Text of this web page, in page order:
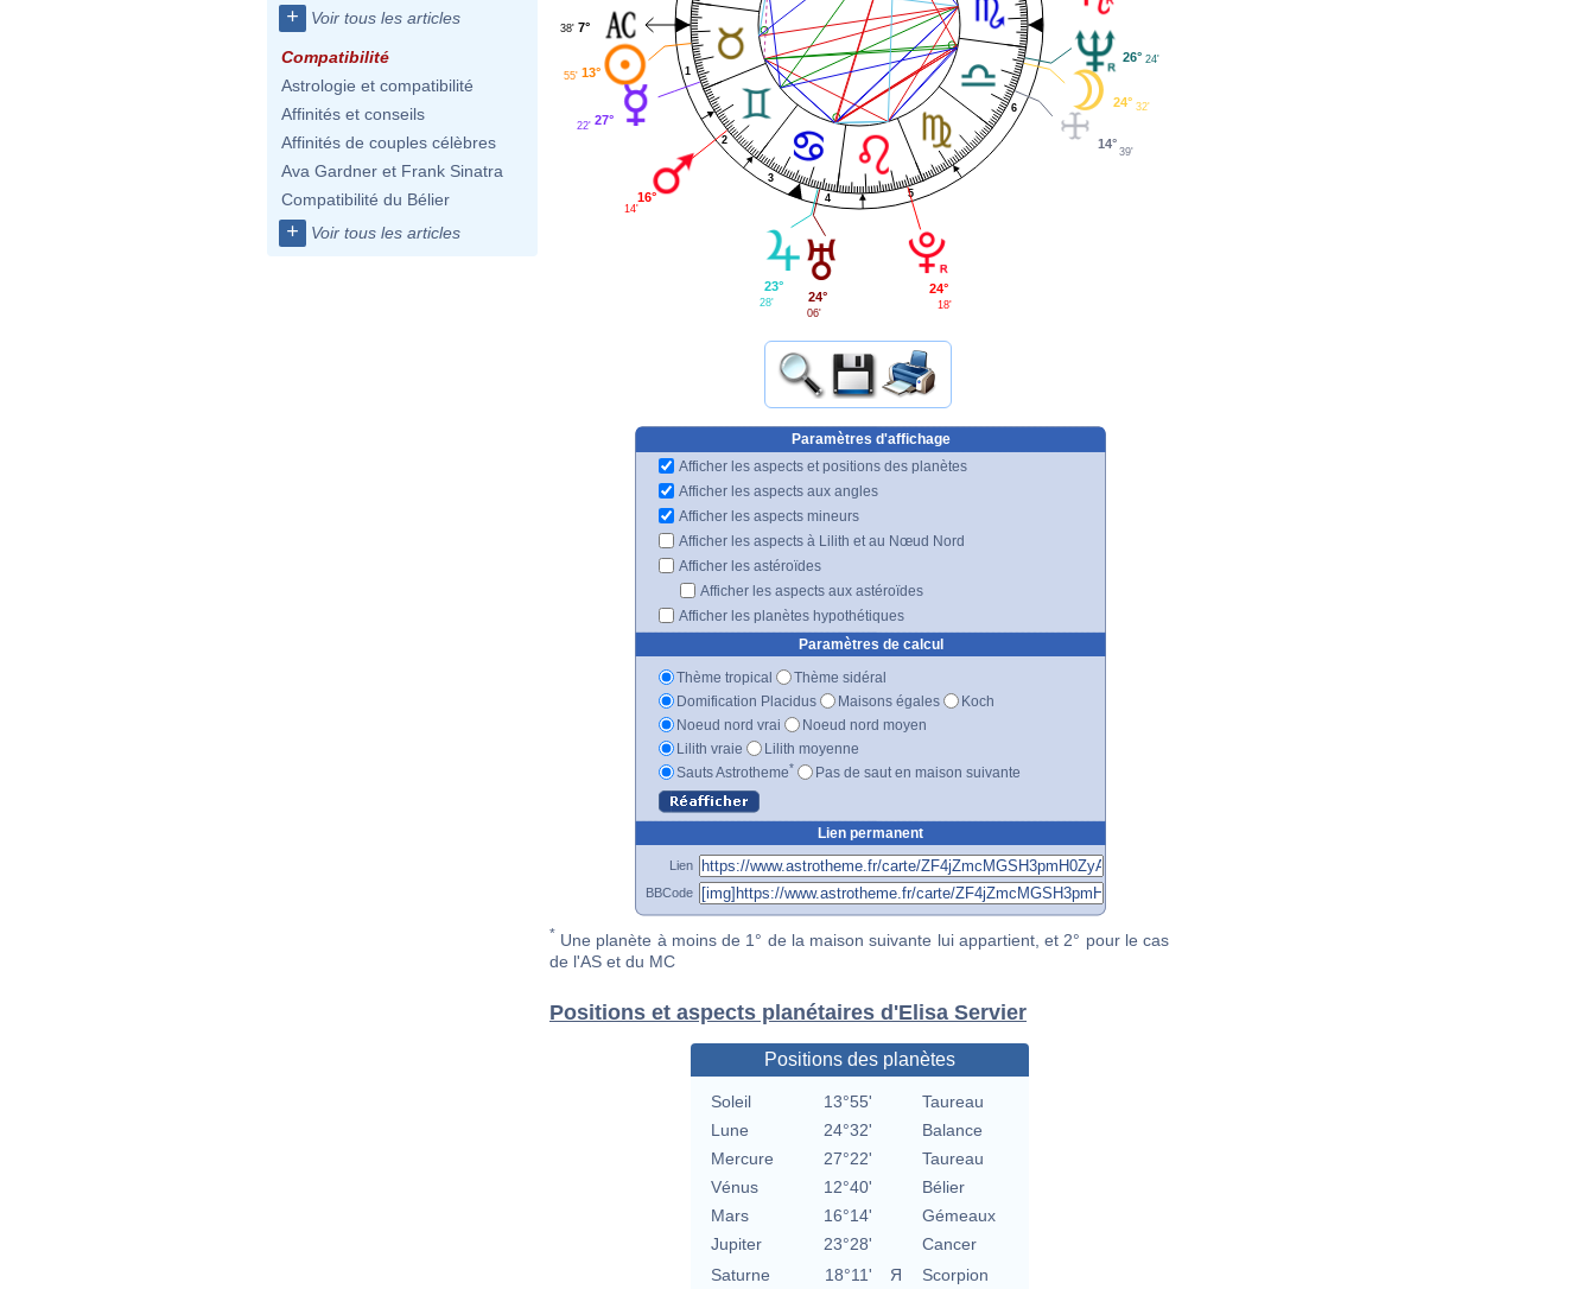
+ Voir tous les articles
Compatibilité
Astrologie et compatibilité
Affinités et conseils
Affinités de couples célèbres
Ava Gardner et Frank Sinatra
Compatibilité du Bélier
+ Voir tous les articles
1
2
3
4
5
6
7°
38'
13°
55'
27°
22'
16°
14'
23°
28' 24°
06'
24°
18'
14°
39'
24° 32'
26° 24'
Paramètres d'affichage
Afficher les aspects et positions des planètes
Afficher les aspects aux angles
Afficher les aspects mineurs
Afficher les aspects à Lilith et au Nœud Nord
Afficher les astéroïdes
Afficher les aspects aux astéroïdes
Afficher les planètes hypothétiques
Paramètres de calcul
Thème tropical
Thème sidéral
Domification Placidus
Maisons égales
Koch
Noeud nord vrai
Noeud nord moyen
Lilith vraie
Lilith moyenne
Sauts Astrotheme* Pas de saut en maison suivante
Lien permanent
Lien
BBCode
* Une planète à moins de 1° de la maison suivante lui appartient, et 2° pour le cas
de l'AS et du MC
Positions et aspects planétaires d'Elisa Servier
Positions des planètes
Soleil 13°55'
Taureau
Lune
24°32'
Balance
Mercure
27°22'
Taureau
Vénus
12°40'
Bélier
Mars
16°14'
Gémeaux
Jupiter
23°28'
Cancer
Saturne
18°11' Я Scorpion